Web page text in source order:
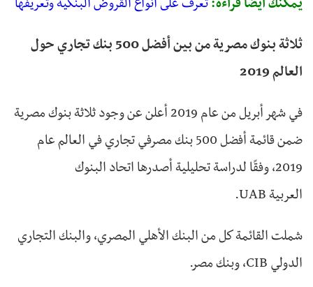
يمكنك أيضًا قراءة: تعرف على أنواع القروض البنكية وتعريفها
ثلاثة بنوك مصرية من بين أفضل 500 بنك تجاري حول
العالم 2019
في شهر أبريل من عام 2019 أعلن عن وجود ثلاثة بنوك مصرية
ضمن قائمة أفضل 500 بنك مصرفي تجاري في العالم عام
2019، وفقًا لدراسة تحليلية أصدرها اتحاد البنوك
العربية UAB.
شملت القائمة كل من البنك الأهلي المصري، والبنك التجاري
الدولي CIB، وبنك مصر.